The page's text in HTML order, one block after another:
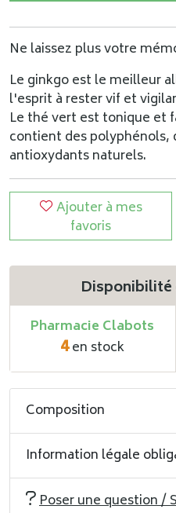
Ne laissez plus votre
Le ginkgo est le meilleur
l'esprit à rester vif et
Le thé vert est tonique et
contient des
antioxydants naturels.
Ajouter à mes
favoris
Disponibilité
Pharmacie Clabots
4en stock
Composition
Information légale
Poser une question /